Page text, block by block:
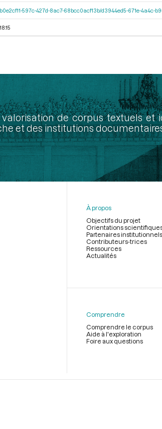
b0e2cf11-597c-427d-8ac7-68bcc0acf13b/d3944ed5-671e-
de corpus textuels et
et des institutions
page
À propos
Objectifs du projet
Orientations
Partenaires institutionnels
Contributeurs-trices
Ressources
Actualités
Comprendre
Comprendre le corpus
Aide à l'exploration
Foire aux questions